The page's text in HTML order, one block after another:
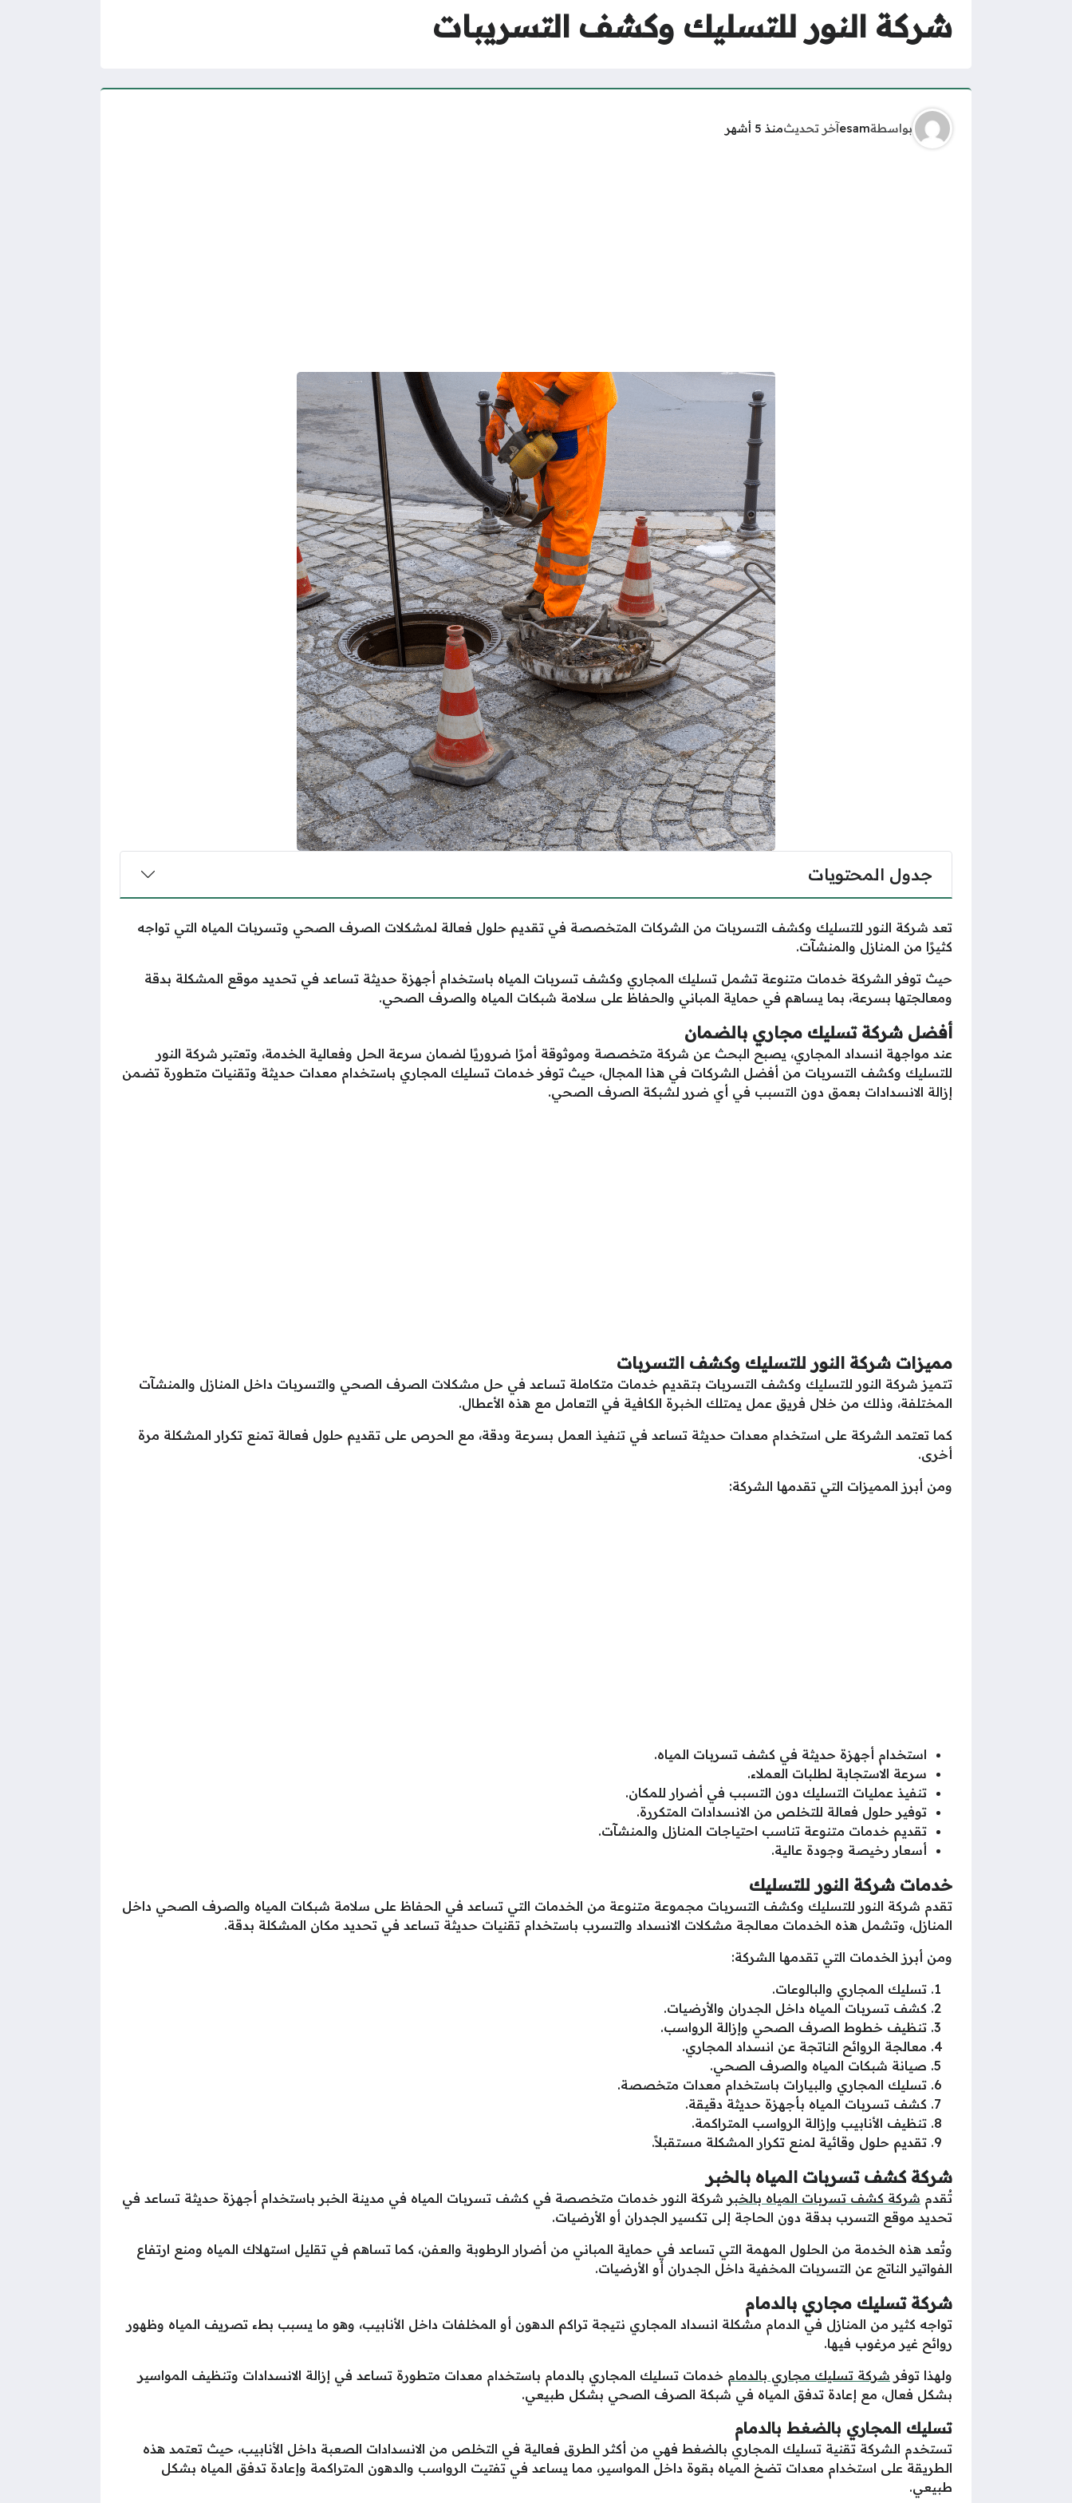
شركة النور للتسليك وكشف التسريبات
بواسطةesamآخر تحديثمنذ 5 أشهر
جدول المحتويات
تعد شركة النور للتسليك وكشف التسربات من الشركات المتخصصة في تقديم حلول فعالة لمشكلات الصرف الصحي وتسربات المياه التي تواجه
كثيرًا من المنازل والمنشآت.
حيث توفر الشركة خدمات متنوعة تشمل تسليك المجاري وكشف تسربات المياه باستخدام أجهزة حديثة تساعد في تحديد موقع المشكلة بدقة
ومعالجتها بسرعة، بما يساهم في حماية المباني والحفاظ على سلامة شبكات المياه والصرف الصحي.
أفضل شركة تسليك مجاري بالضمان
عند مواجهة انسداد المجاري، يصبح البحث عن شركة متخصصة وموثوقة أمرًا ضروريًا لضمان سرعة الحل وفعالية الخدمة، وتعتبر شركة النور
للتسليك وكشف التسربات من أفضل الشركات في هذا المجال، حيث توفر خدمات تسليك المجاري باستخدام معدات حديثة وتقنيات متطورة تضمن
إزالة الانسدادات بعمق دون التسبب في أي ضرر لشبكة الصرف الصحي.
مميزات شركة النور للتسليك وكشف التسربات
تتميز شركة النور للتسليك وكشف التسربات بتقديم خدمات متكاملة تساعد في حل مشكلات الصرف الصحي والتسربات داخل المنازل والمنشآت
المختلفة، وذلك من خلال فريق عمل يمتلك الخبرة الكافية في التعامل مع هذه الأعطال.
كما تعتمد الشركة على استخدام معدات حديثة تساعد في تنفيذ العمل بسرعة ودقة، مع الحرص على تقديم حلول فعالة تمنع تكرار المشكلة مرة
أخرى.
ومن أبرز المميزات التي تقدمها الشركة:
استخدام أجهزة حديثة في كشف تسربات المياه.
سرعة الاستجابة لطلبات العملاء.
تنفيذ عمليات التسليك دون التسبب في أضرار للمكان.
توفير حلول فعالة للتخلص من الانسدادات المتكررة.
تقديم خدمات متنوعة تناسب احتياجات المنازل والمنشآت.
أسعار رخيصة وجودة عالية.
خدمات شركة النور للتسليك
تقدم شركة النور للتسليك وكشف التسربات مجموعة متنوعة من الخدمات التي تساعد في الحفاظ على سلامة شبكات المياه والصرف الصحي داخل
المنازل، وتشمل هذه الخدمات معالجة مشكلات الانسداد والتسرب باستخدام تقنيات حديثة تساعد في تحديد مكان المشكلة بدقة.
ومن أبرز الخدمات التي تقدمها الشركة:
تسليك المجاري والبالوعات.
كشف تسربات المياه داخل الجدران والأرضيات.
تنظيف خطوط الصرف الصحي وإزالة الرواسب.
معالجة الروائح الناتجة عن انسداد المجاري.
صيانة شبكات المياه والصرف الصحي.
تسليك المجاري والبيارات باستخدام معدات متخصصة.
كشف تسربات المياه بأجهزة حديثة دقيقة.
تنظيف الأنابيب وإزالة الرواسب المتراكمة.
تقديم حلول وقائية لمنع تكرار المشكلة مستقبلاً.
شركة كشف تسربات المياه بالخبر
تُقدم شركة كشف تسربات المياه بالخبر شركة النور خدمات متخصصة في كشف تسربات المياه في مدينة الخبر باستخدام أجهزة حديثة تساعد في
تحديد موقع التسرب بدقة دون الحاجة إلى تكسير الجدران أو الأرضيات.
وتُعد هذه الخدمة من الحلول المهمة التي تساعد في حماية المباني من أضرار الرطوبة والعفن، كما تساهم في تقليل استهلاك المياه ومنع ارتفاع
الفواتير الناتج عن التسربات المخفية داخل الجدران أو الأرضيات.
شركة تسليك مجاري بالدمام
تواجه كثير من المنازل في الدمام مشكلة انسداد المجاري نتيجة تراكم الدهون أو المخلفات داخل الأنابيب، وهو ما يسبب بطء تصريف المياه وظهور
روائح غير مرغوب فيها.
ولهذا توفر شركة تسليك مجاري بالدمام خدمات تسليك المجاري بالدمام باستخدام معدات متطورة تساعد في إزالة الانسدادات وتنظيف المواسير
بشكل فعال، مع إعادة تدفق المياه في شبكة الصرف الصحي بشكل طبيعي.
تسليك المجاري بالضغط بالدمام
تستخدم الشركة تقنية تسليك المجاري بالضغط فهي من أكثر الطرق فعالية في التخلص من الانسدادات الصعبة داخل الأنابيب، حيث تعتمد هذه
الطريقة على استخدام معدات تضخ المياه بقوة داخل المواسير، مما يساعد في تفتيت الرواسب والدهون المتراكمة وإعادة تدفق المياه بشكل
طبيعي.